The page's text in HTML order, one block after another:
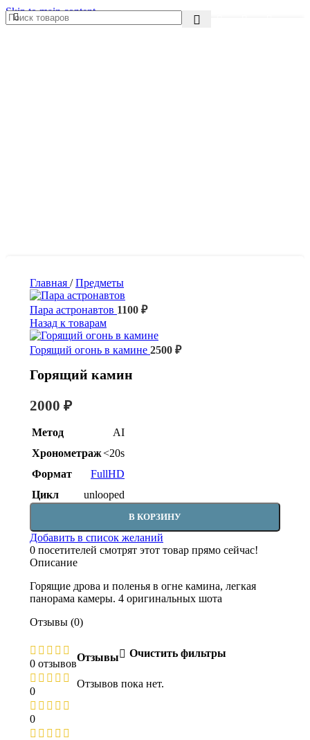
Skip to main content
Главная / Предметы
Пара астронавтов 1100 ₽
Назад к товарам
Горящий огонь в камине 2500 ₽
Горящий камин
2000 ₽
Метод
AI
Хронометраж<20s
Формат
FullHD
Цикл
unlooped
В КОРЗИНУ
Добавить в список желаний
0 посетителей смотрят этот товар прямо сейчас!
Описание
Горящие дрова и поленья в огне камина, легкая
панорама камеры. 4 оригинальных шота
Отзывы (0)
0 отзывов
0
0
Отзывы Очистить фильтры
Отзывов пока нет.